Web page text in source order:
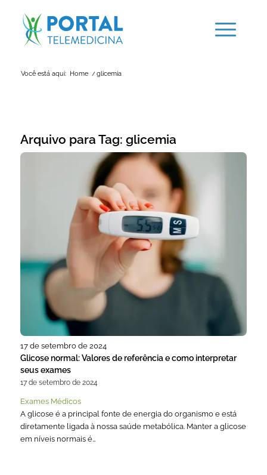
Você está aqui: Home / glicemia
Arquivo para Tag: glicemia
17 de setembro de 2024
Glicose normal: Valores de referência e como interpretar
seus exames
17 de setembro de 2024
Exames Médicos
A glicose é a principal fonte de energia do organismo e está
diretamente ligada à nossa saúde metabólica. Manter a glicose
em níveis normais é…